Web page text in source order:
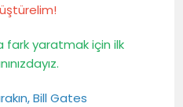
fark yaratmak için ilk
Bill Gates